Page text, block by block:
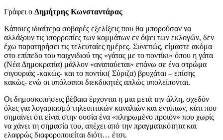
Γράφει ο Δημήτρης Κωνσταντάρας
Κάποιες ιδιαίτερα σοβαρές εξελίξεις που θα μπορούσαν να
αλλάξουν τις ισορροπίες των κομμάτων εν όψει των εκλογών, δεν
έχω παρατηρήσει τις τελευταίες ημέρες. Συνεπώς, είμαστε ακόμα
στο επίπεδο του παιχνιδιού της «γάτας με το ποντίκι» όπου η γάτα
(Νέα Δημοκρατία) μάλλον «αναπαύεται» επάνω σε ένα στρώμα
σιγουριάς -κακώς- και το ποντίκι( Σύριζα) βρυχάται – επίσης
κακώς- ενώ οι υπόλοιποι διεκδικητές απλώς υπολείπονται.
Οι δημοσκοπήσεις βέβαια έρχονται η μια μετά την άλλη, σχεδόν
όλες για λογαριασμό τηλεοπτικών καναλιών και εντύπων, κάτι που
σημαίνει ότι είναι στην ουσία ένα «πληρωμένο προιόν» που χωρίς
να χάνει τη σημασία του, απέχει από την πραγματικότητα και
ελαφρώς διαφοροποιείται διότι… έτσι.